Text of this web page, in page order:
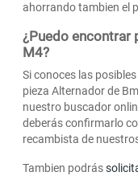
ahorrando tambien el
¿Puedo encontrar
M4?
Si conoces las
pieza Alternador de
nuestro buscador
deberás confirmarlo
recambista de
Tambien podrás